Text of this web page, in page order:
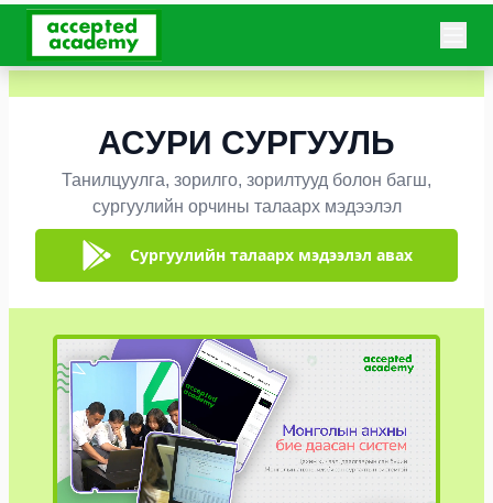
АСУРИ СУРГУУЛЬ
Танилцуулга, зорилго, зорилтууд болон багш,
сургуулийн орчины талаарх мэдээлэл
Сургуулийн талаарх мэдээлэл авах